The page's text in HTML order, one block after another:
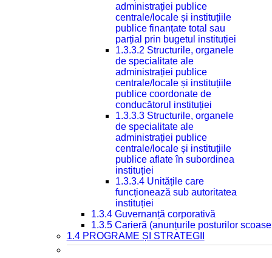
administrației publice
centrale/locale și instituțiile
publice finanțate total sau
parțial prin bugetul instituției
1.3.3.2 Structurile, organele
de specialitate ale
administrației publice
centrale/locale și instituțiile
publice coordonate de
conducătorul instituției
1.3.3.3 Structurile, organele
de specialitate ale
administrației publice
centrale/locale și instituțiile
publice aflate în subordinea
instituției
1.3.3.4 Unitățile care
funcționează sub autoritatea
instituției
1.3.4 Guvernanță corporativă
1.3.5 Carieră (anunțurile posturilor
1.4 PROGRAME ȘI STRATEGII